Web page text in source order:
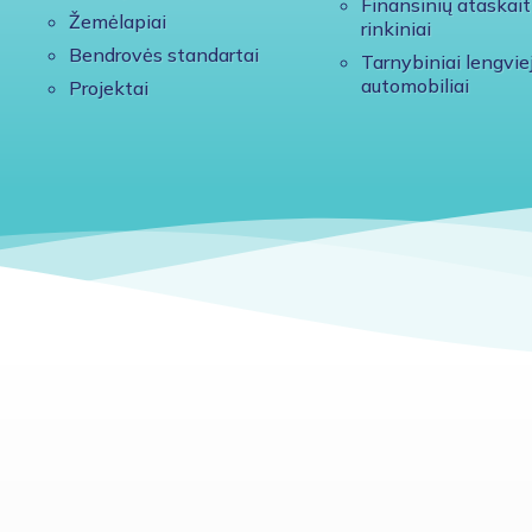
Žemėlapiai
Bendrovės standartai
Projektai
rinkiniai
Tarnybiniai
automobiliai